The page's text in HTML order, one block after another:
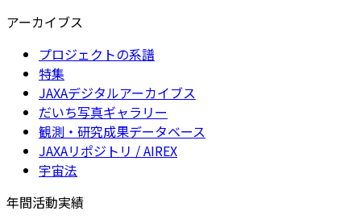
アーカイブス
プロジェクトの系譜
特集
JAXAデジタルアーカイブス
だいち写真ギャラリー
観測・研究成果データベース
JAXAリポジトリ / AIREX
宇宙法
年間活動実績